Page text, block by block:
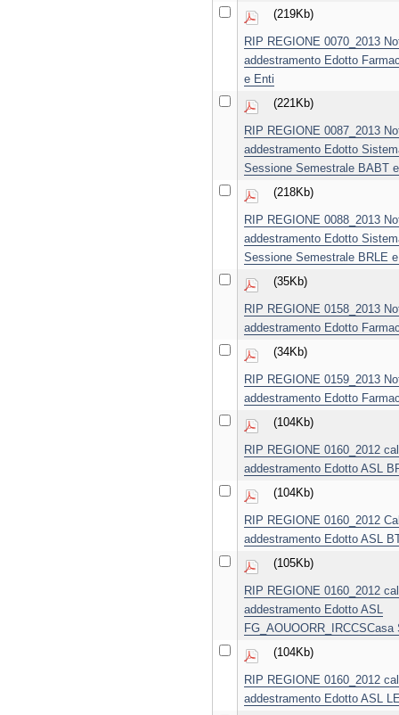
RIP REGIONE 0070_2013
addestramento Edotto
e Enti
(219Kb)
RIP REGIONE 0087_2013
addestramento Edotto
Sessione Semestrale BABT
(221Kb)
RIP REGIONE 0088_2013
addestramento Edotto
Sessione Semestrale BRLE
(218Kb)
RIP REGIONE 0158_2013
addestramento Edotto
(35Kb)
RIP REGIONE 0159_2013
addestramento Edotto
(34Kb)
RIP REGIONE 0160_2012
addestramento Edotto ASL
(104Kb)
RIP REGIONE 0160_2012
addestramento Edotto ASL
(104Kb)
RIP REGIONE 0160_2012
addestramento Edotto ASL
(105Kb)
RIP REGIONE 0160_2012
addestramento Edotto ASL
(104Kb)